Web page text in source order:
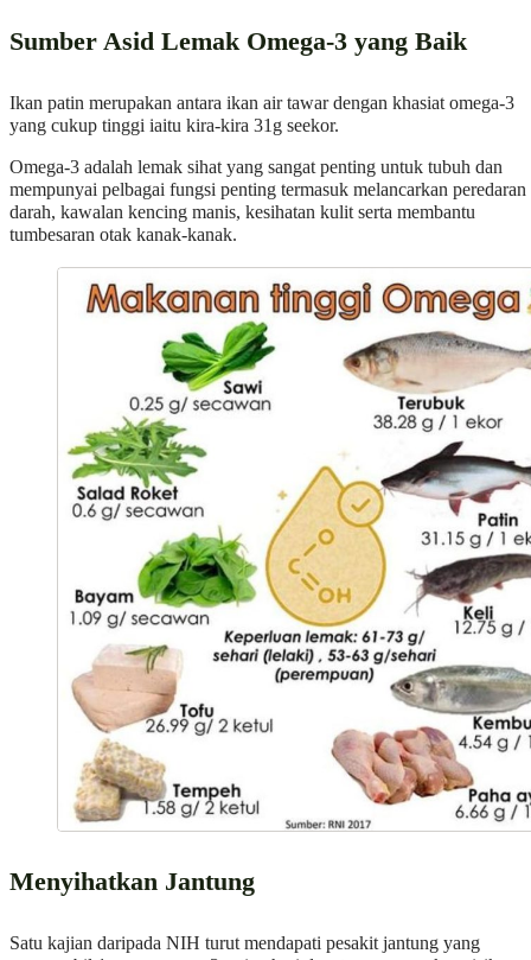
Sumber Asid Lemak Omega-3 yang Baik
Ikan patin merupakan antara ikan air tawar dengan khasiat omega-3
yang cukup tinggi iaitu kira-kira 31g seekor.
Omega-3 adalah lemak sihat yang sangat penting untuk tubuh dan
mempunyai pelbagai fungsi penting termasuk melancarkan peredaran
darah, kawalan kencing manis, kesihatan kulit serta membantu
tumbesaran otak kanak-kanak.
Menyihatkan Jantung
Satu kajian daripada NIH turut mendapati pesakit jantung yang